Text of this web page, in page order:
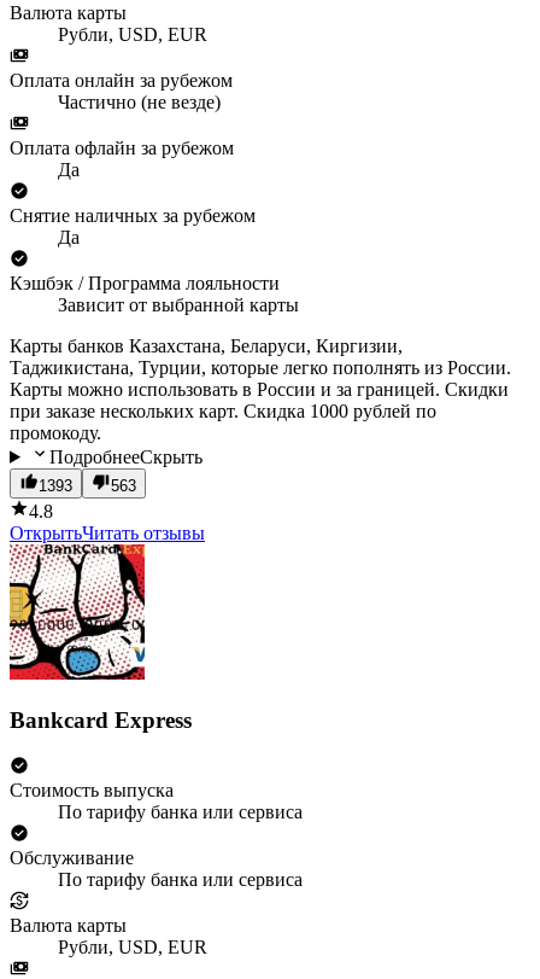
Валюта карты
Рубли, USD, EUR
Оплата онлайн за рубежом
Частично (не везде)
Оплата офлайн за рубежом
Да
Снятие наличных за рубежом
Да
Кэшбэк / Программа лояльности
Зависит от выбранной карты
Карты банков Казахстана, Беларуси, Киргизии,
Таджикистана, Турции, которые легко пополнять из России.
Карты можно использовать в России и за границей. Скидки
при заказе нескольких карт. Скидка 1000 рублей по
промокоду.
ПодробнееСкрыть
1393 563
4.8
ОткрытьЧитать отзывы
Bankcard Express
Стоимость выпуска
По тарифу банка или сервиса
Обслуживание
По тарифу банка или сервиса
Валюта карты
Рубли, USD, EUR